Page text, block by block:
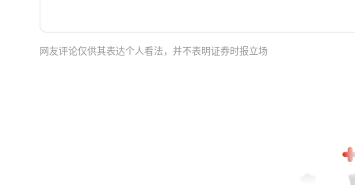
网友评论仅供其表达个人看法，并不表明证券时报立场